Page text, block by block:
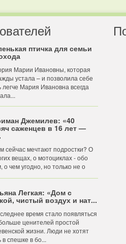
птичка для семьи
Марии Ивановны, которая
устала – и позволила себе
легче Мария Ивановна всегда
Джемилев: «40
саженцев в 16 лет —
сейчас мечтают подростки? О
вещах, о мотоциклах - обо
о чем угодно, но только не о
Легкая: «Дом с
чистый воздух и нат...
время стало появляться
ценителей простой
жизни. Люди не хотят
в спешке в бо...